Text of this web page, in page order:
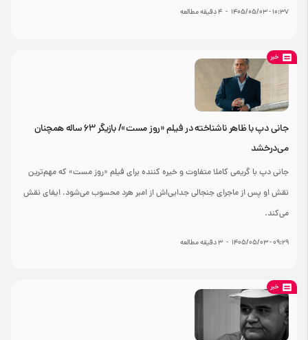
۱۰:۳۷ - ۱۴۰۵/۰۵/۰۳ - ۴دقیقه مطالعه
خبر
جانی دپ با ظاهر ناشناخته در فیلم «روز مست»/ بازیگر ۶۳ ساله همچنان
می‌درخشد
جانی دپ با گریمی کاملا متفاوت و خیره کننده برای فیلم «روز مست» که مهم‌ترین
نقش او پس از ماجرای جنجالی جدایی‌اش از امبر هرد محسوب می‌شود، ایفای نقش
می‌کند.
۰۹:۲۹ - ۱۴۰۵/۰۵/۰۳ - ۳دقیقه مطالعه
خبر